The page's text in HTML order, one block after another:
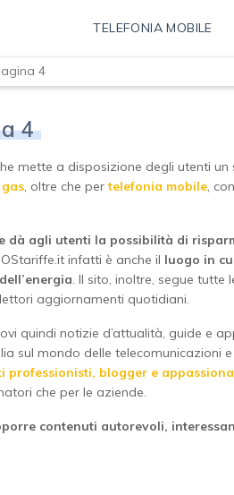
TELEFONIA MOBILE
4
4
mette a disposizione degli utenti
, oltre che pertelefonia mobile,
e dà agli utenti la possibilità di
infatti è anche il luogo in
. Il sito, inoltre, segue
aggiornamenti quotidiani.
quindi notizie d’attualità, guide e
sul mondo delle telecomunicazioni
professionisti, blogger e
che per le aziende.
contenuti autorevoli,